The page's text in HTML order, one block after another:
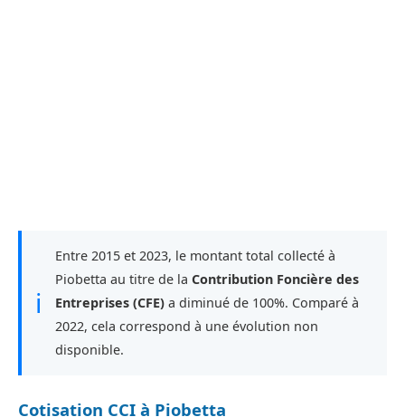
ℹ
Entre 2015 et 2023, le montant total collecté à
Piobetta au titre de la Contribution Foncière des
Entreprises (CFE) a diminué de 100%. Comparé à
2022, cela correspond à une évolution non
disponible.
Cotisation CCI à Piobetta